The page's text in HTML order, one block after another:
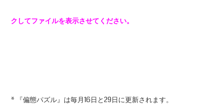
クしてファイルを表示させてください。
* 『偏態パズル』は毎月16日と29日に更新されます。